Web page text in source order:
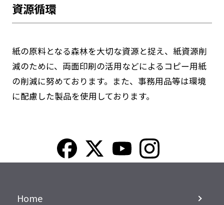
資源循環
紙の原料となる森林を大切な資源と捉え、紙資源削
減のために、両面印刷の活用などによるコピー用紙
の削減に努めております。また、事務用品等は環境
に配慮した製品を使用しております。
Home